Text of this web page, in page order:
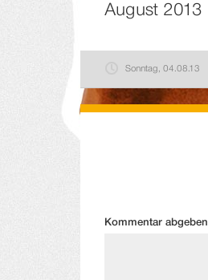
August 2013
Sonntag, 04.08.13
Kommentar abgeben